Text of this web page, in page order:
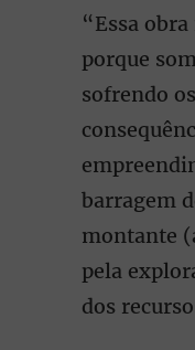
“Essa
porque
sofrendo
barragem
montante
pela
dos